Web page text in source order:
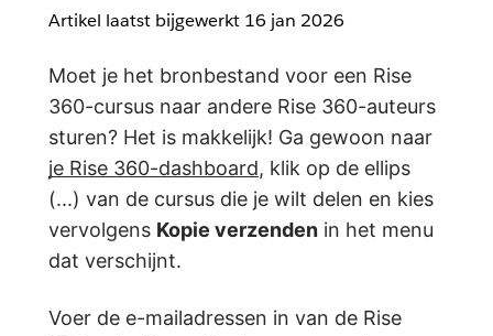
Artikel laatst bijgewerkt 16 jan 2026
Moet je het bronbestand voor een Rise
360-cursus naar andere Rise 360-auteurs
sturen? Het is makkelijk! Ga gewoon naar
je Rise 360-dashboard, klik op de ellips
(...) van de cursus die je wilt delen en kies
vervolgens Kopie verzenden in het menu
dat verschijnt.
Voer de e-mailadressen in van de Rise